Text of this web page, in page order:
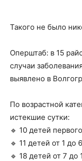
Такого не было
Оперштаб: в 15
случаи
выявлено в
По возрастной
истекшие сутки:
🔹 10 детей
🔹 11 детей от 1 до
🔹 18 детей от 7 до